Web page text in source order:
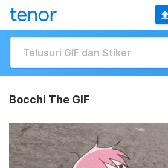
Bocchi The GIF